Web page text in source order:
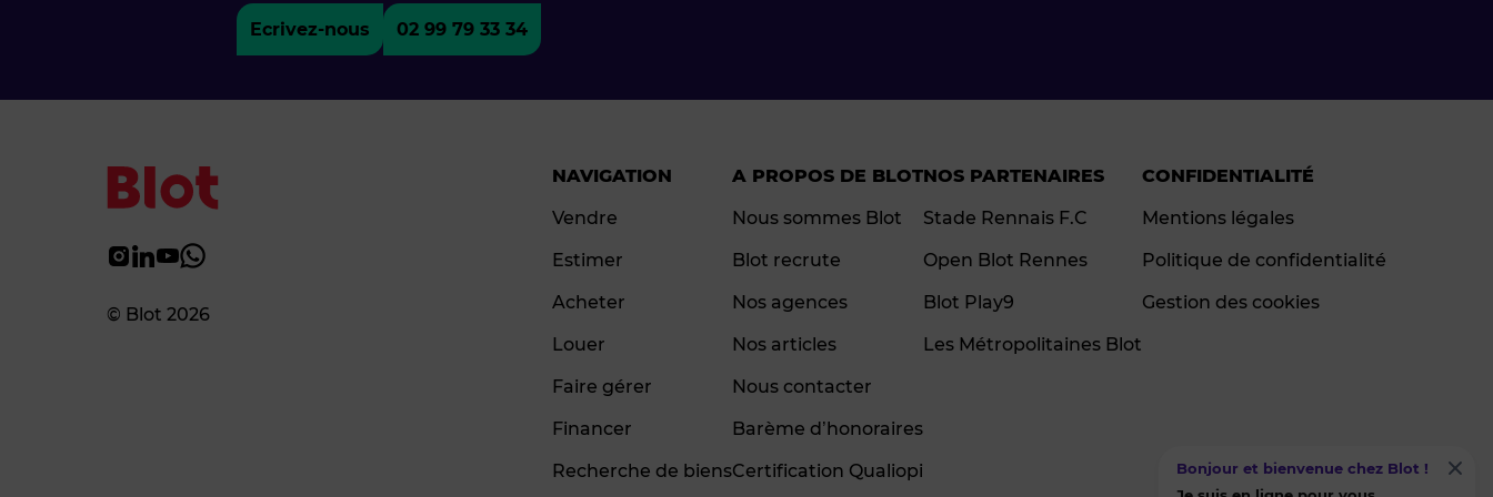
Ecrivez-nous 02 99 79 33 34
© Blot 2026
NAVIGATION
Vendre
Estimer
Acheter
Louer
Faire gérer
Financer
Recherche de biens
A PROPOS DE BLOT
Nous sommes Blot
Blot recrute
Nos agences
Nos articles
Nous contacter
Barème d’honoraires
Certification Qualiopi
NOS PARTENAIRES
Stade Rennais F.C
Open Blot Rennes
Blot Play9
Les Métropolitaines Blot
CONFIDENTIALITÉ
Mentions légales
Politique de confidentialité
Gestion des cookies
Bonjour et bienvenue chez Blot !